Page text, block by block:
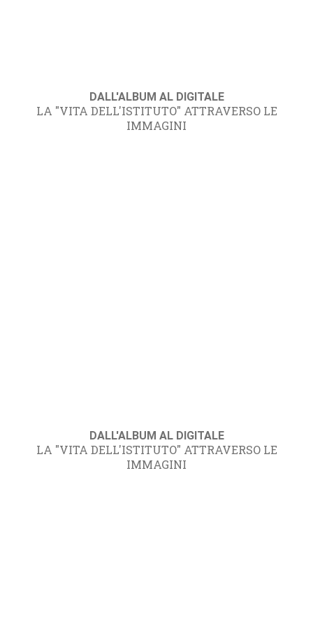
DALL'ALBUM AL DIGITALE
LA "VITA DELL'ISTITUTO" ATTRAVERSO LE
IMMAGINI
DALL'ALBUM AL DIGITALE
LA "VITA DELL'ISTITUTO" ATTRAVERSO LE
IMMAGINI